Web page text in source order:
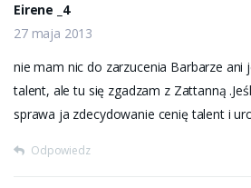
Eirene _4
27 maja 2013
nie mam nic do zarzucenia Barbarze ani
talent, ale tu się zgadzam z Zattanną
sprawa ja zdecydowanie cenię talent i
Odpowiedz